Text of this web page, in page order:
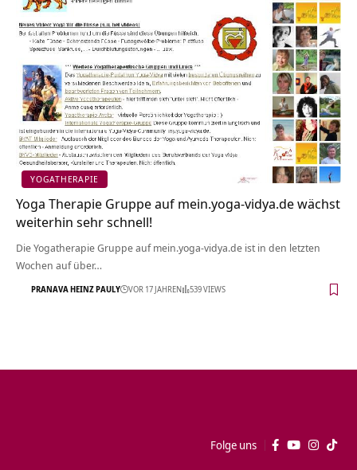
YOGATHERAPIE
Yoga Therapie Gruppe auf mein.yoga-vidya.de wächst
weiterhin sehr schnell!
Die Yogatherapie Gruppe auf mein.yoga-vidya.de ist in den letzten
Wochen auf über…
PRANAVA HEINZ PAULY VOR 17 JAHREN 539 VIEWS
Folge uns